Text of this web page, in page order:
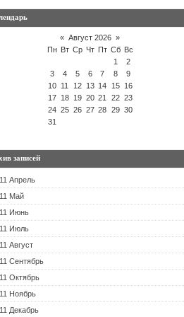
« Август 2026 »
Пн Вт Ср Чт Пт Сб Вс
1
2
3
4 5 6 7 8
9
10
11 12 13 14 15
16
17
18 19 20 21 22 23
24 25 26 27 28 29 30
31
записей
Апрель
Май
Июнь
Июль
Август
Сентябрь
Октябрь
Ноябрь
Декабрь